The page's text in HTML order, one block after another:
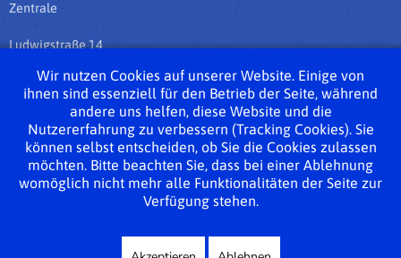
Zentrale
Ludwigstraße 14
Tel.: 0641 / 975 76 - 0
Fax: 0641 / 975 76 - 50
info@fsg-giessen.de
Impressum
Datenschutzerklärung
Wir nutzen Cookies auf unserer Website. Einige von
ihnen sind essenziell für den Betrieb der Seite, während
andere uns helfen, diese Website und die
Nutzererfahrung zu verbessern (Tracking Cookies). Sie
können selbst entscheiden, ob Sie die Cookies zulassen
möchten. Bitte beachten Sie, dass bei einer Ablehnung
womöglich nicht mehr alle Funktionalitäten der Seite zur
Verfügung stehen.